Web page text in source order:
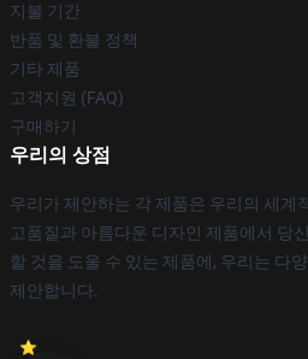
지불 기간
반품 및 환불 정책
기타 제품
고객지원 (FAQ)
구매하기
우리의 상점
우리가 제안하는 각 제품은 우리의 세계
고품질과 아름다운 디자인 제품에서 당
할 것을 도울 수 있는 제품에, 우리는 다
제안합니다.